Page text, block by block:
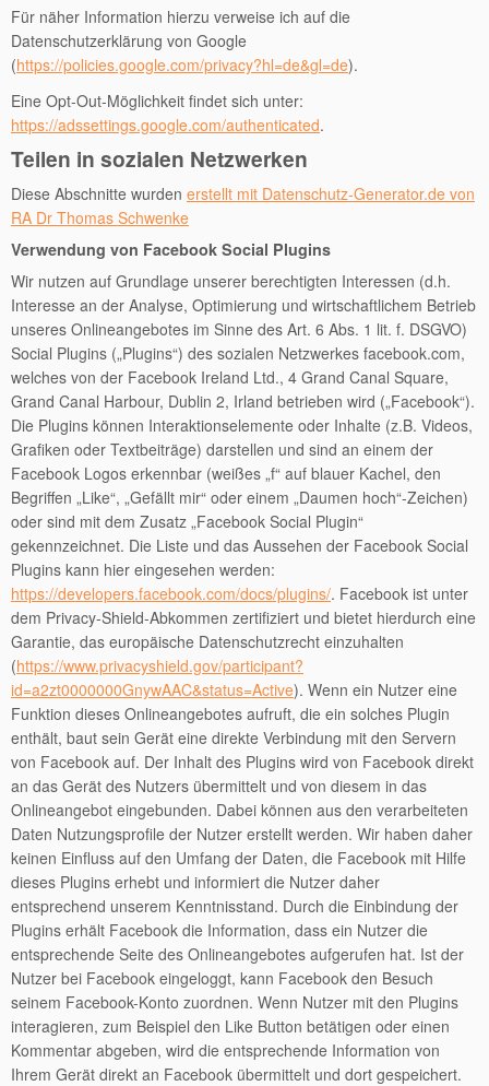
Für näher Information hierzu verweise ich auf die
Datenschutzerklärung von Google
(https://policies.google.com/privacy?hl=de&gl=de).
Eine Opt-Out-Möglichkeit findet sich unter:
https://adssettings.google.com/authenticated.
Teilen in sozialen Netzwerken
Diese Abschnitte wurden erstellt mit Datenschutz-Generator.de von
RA Dr Thomas Schwenke
Verwendung von Facebook Social Plugins
Wir nutzen auf Grundlage unserer berechtigten Interessen (d.h.
Interesse an der Analyse, Optimierung und wirtschaftlichem Betrieb
unseres Onlineangebotes im Sinne des Art. 6 Abs. 1 lit. f. DSGVO)
Social Plugins („Plugins“) des sozialen Netzwerkes facebook.com,
welches von der Facebook Ireland Ltd., 4 Grand Canal Square,
Grand Canal Harbour, Dublin 2, Irland betrieben wird („Facebook“).
Die Plugins können Interaktionselemente oder Inhalte (z.B. Videos,
Grafiken oder Textbeiträge) darstellen und sind an einem der
Facebook Logos erkennbar (weißes „f“ auf blauer Kachel, den
Begriffen „Like“, „Gefällt mir“ oder einem „Daumen hoch“-Zeichen)
oder sind mit dem Zusatz „Facebook Social Plugin“
gekennzeichnet. Die Liste und das Aussehen der Facebook Social
Plugins kann hier eingesehen werden:
https://developers.facebook.com/docs/plugins/. Facebook ist unter
dem Privacy-Shield-Abkommen zertifiziert und bietet hierdurch eine
Garantie, das europäische Datenschutzrecht einzuhalten
(https://www.privacyshield.gov/participant?
id=a2zt0000000GnywAAC&status=Active). Wenn ein Nutzer eine
Funktion dieses Onlineangebotes aufruft, die ein solches Plugin
enthält, baut sein Gerät eine direkte Verbindung mit den Servern
von Facebook auf. Der Inhalt des Plugins wird von Facebook direkt
an das Gerät des Nutzers übermittelt und von diesem in das
Onlineangebot eingebunden. Dabei können aus den verarbeiteten
Daten Nutzungsprofile der Nutzer erstellt werden. Wir haben daher
keinen Einfluss auf den Umfang der Daten, die Facebook mit Hilfe
dieses Plugins erhebt und informiert die Nutzer daher
entsprechend unserem Kenntnisstand. Durch die Einbindung der
Plugins erhält Facebook die Information, dass ein Nutzer die
entsprechende Seite des Onlineangebotes aufgerufen hat. Ist der
Nutzer bei Facebook eingeloggt, kann Facebook den Besuch
seinem Facebook-Konto zuordnen. Wenn Nutzer mit den Plugins
interagieren, zum Beispiel den Like Button betätigen oder einen
Kommentar abgeben, wird die entsprechende Information von
Ihrem Gerät direkt an Facebook übermittelt und dort gespeichert.